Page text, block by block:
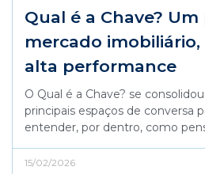
Qual é a Chave?
mercado
alta performance
O Qual é a Chave? se
principais espaços de conversa
entender, por dentro, como
15/02/2026